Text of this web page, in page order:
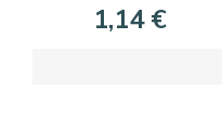
1,14 €